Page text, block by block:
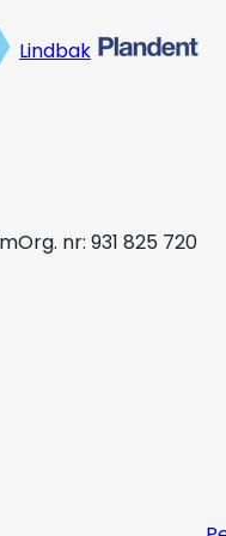
Lindbak
Org. nr: 931 825 720